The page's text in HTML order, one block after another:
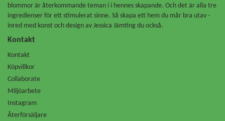
blommor är återkommande teman i i hennes skapande. Och det är alla tre
ingredienser för ett stimulerat sinne. Så skapa ett hem du mår bra utav -
inred med konst och design av Jessica Jämting du också.
Kontakt
Kontakt
Köpvillkor
Collaborate
Miljöarbete
Instagram
Återförsäljare